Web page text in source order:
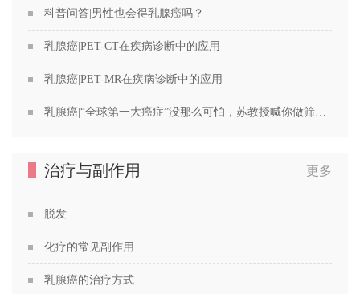
科普问答|男性也会得乳腺癌吗？
乳腺癌|PET-CT在疾病诊断中的应用
乳腺癌|PET-MR在疾病诊断中的应用
乳腺癌|“全球第一大癌症”没那么可怕，苏教授喊你做筛查！
治疗与副作用 更多
脱发
化疗的常见副作用
乳腺癌的治疗方式